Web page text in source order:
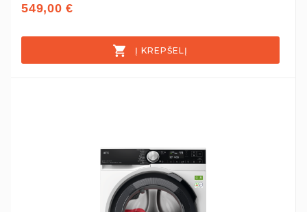
549,00 €
Į KREPŠELĮ